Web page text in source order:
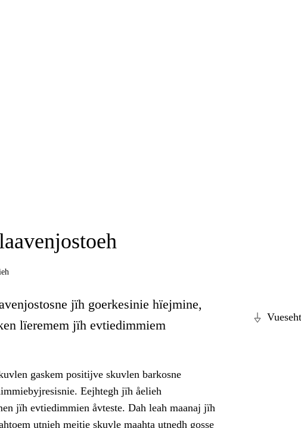
jïh goerkesinie hïejmine,
lïeremem jïh evtiedimmiem
gaskem positijve skuvlen barkosne
Eejhtegh jïh åelieh
jïh evtiedimmien åvteste. Dah leah maanaj jïh
utnieh mejtie skuvle maahta utnedh gosse